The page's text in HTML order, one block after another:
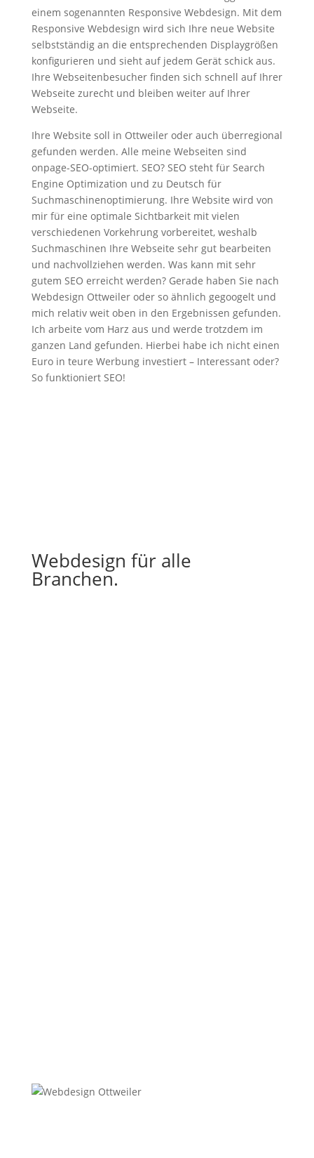
einem sogenannten Responsive Webdesign. Mit dem
Responsive Webdesign wird sich Ihre neue Website
selbstständig an die entsprechenden Displaygrößen
konfigurieren und sieht auf jedem Gerät schick aus.
Ihre Webseitenbesucher finden sich schnell auf Ihrer
Webseite zurecht und bleiben weiter auf Ihrer
Webseite.
Ihre Website soll in Ottweiler oder auch überregional
gefunden werden. Alle meine Webseiten sind
onpage-SEO-optimiert. SEO? SEO steht für Search
Engine Optimization und zu Deutsch für
Suchmaschinenoptimierung. Ihre Website wird von
mir für eine optimale Sichtbarkeit mit vielen
verschiedenen Vorkehrung vorbereitet, weshalb
Suchmaschinen Ihre Webseite sehr gut bearbeiten
und nachvollziehen werden. Was kann mit sehr
gutem SEO erreicht werden? Gerade haben Sie nach
Webdesign Ottweiler oder so ähnlich gegoogelt und
mich relativ weit oben in den Ergebnissen gefunden.
Ich arbeite vom Harz aus und werde trotzdem im
ganzen Land gefunden. Hierbei habe ich nicht einen
Euro in teure Werbung investiert – Interessant oder?
So funktioniert SEO!
Webdesign für alle
Branchen.